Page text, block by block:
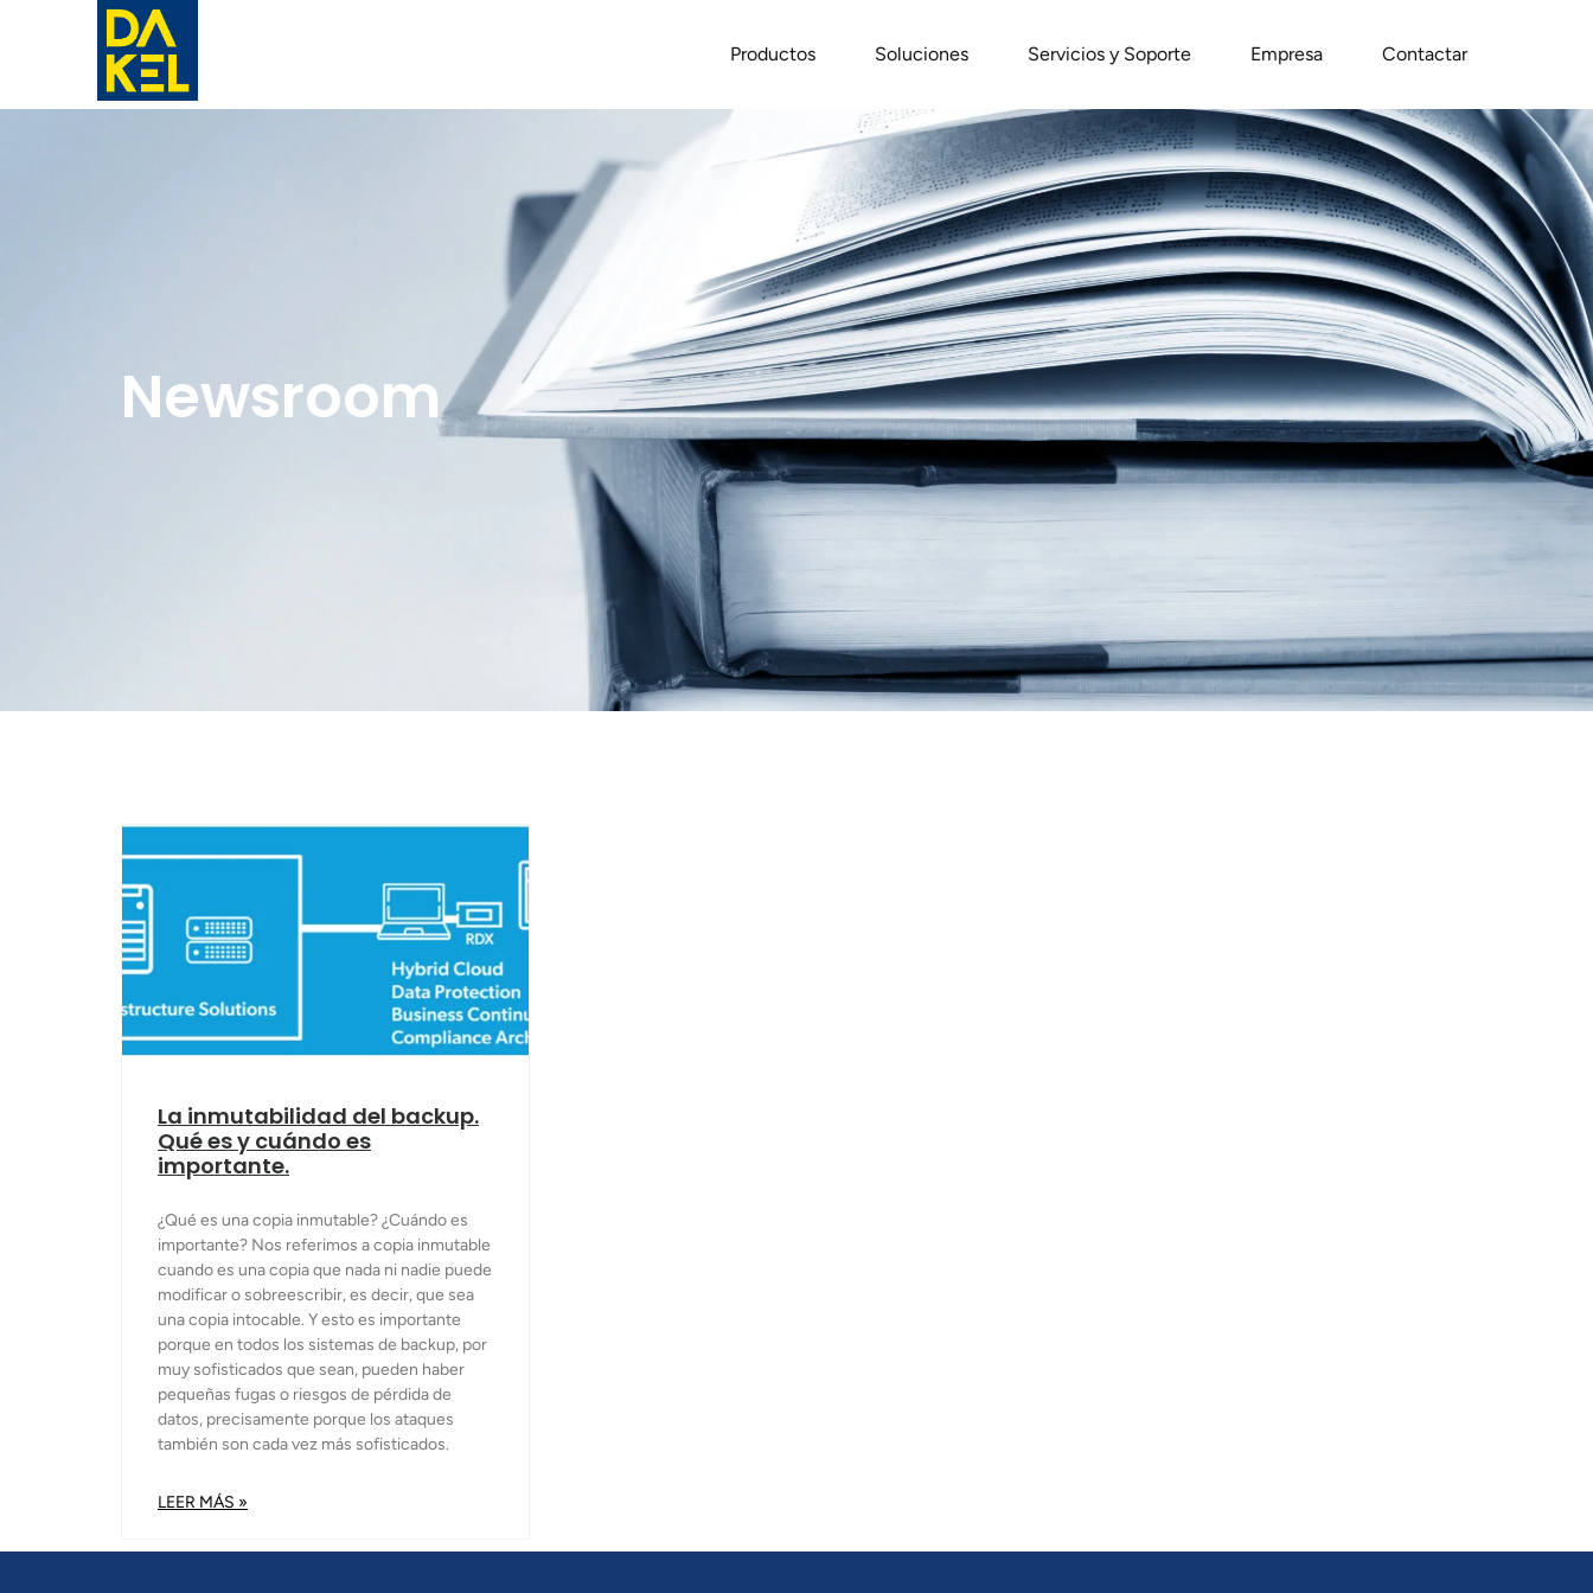
Productos Soluciones Servicios y Soporte Empresa Contactar
Newsroom
La inmutabilidad del backup.
Qué es y cuándo es
importante.
¿Qué es una copia inmutable? ¿Cuándo es
importante? Nos referimos a copia inmutable
cuando es una copia que nada ni nadie puede
modificar o sobreescribir, es decir, que sea
una copia intocable. Y esto es importante
porque en todos los sistemas de backup, por
muy sofisticados que sean, pueden haber
pequeñas fugas o riesgos de pérdida de
datos, precisamente porque los ataques
también son cada vez más sofisticados.
LEER MÁS »